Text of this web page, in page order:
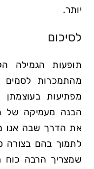
יותר.
לסיכום
תופעות הגמילה
מהתמכרות לסמים
מפתיעות
הבנה מעמיקה של
את הדרך שבה אנו
לתמוך בהם בצורה
שמצריך הרבה כוח